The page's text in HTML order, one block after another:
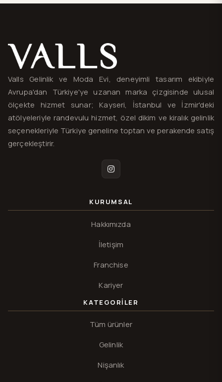
Valls® — site haritası ve iletişim
Valls Gelinlik ve Moda Evi, deneyimli tasarım ekibiyle
Avrupa'dan Türkiye'ye uzanan marka çizgisinde ulusal
ölçekte hizmet sunar; Kayseri, İstanbul ve İzmir'deki
atölyeleriyle randevulu hizmet, özel dikim ve kiralık gelinlik
seçenekleriyle Türkiye geneline toptan ve perakende satış
gerçekleştirir.
Instagram
KURUMSAL
Hakkımızda
İletişim
Franchise
Kariyer
KATEGORILER
Tüm ürünler
Gelinlik
Nişanlık